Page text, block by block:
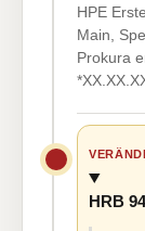
HPE
Main,
Prokura
HRB